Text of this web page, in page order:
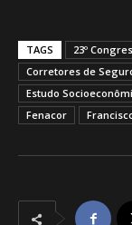
TAGS
23º
Corretores de
Estudo
Fenacor